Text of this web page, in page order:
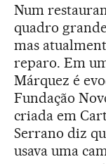
Num
quadro
mas
reparo. Em
Márquez é
Fundação
criada em
Serrano diz
usava uma